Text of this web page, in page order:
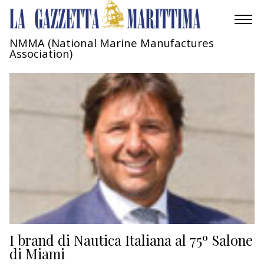
AMBIENTE
INDUSTRIA
TURISMO
CULTURA
NAUTICA
NMMA (National Marine Manufactures
Association)
I brand di Nautica Italiana al 75º Salone
di Miami